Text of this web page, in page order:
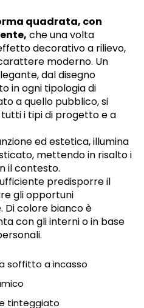
quadrata, con
che una volta
decorativo a rilievo,
moderno. Un
dal disegno
in ogni tipologia di
a quello pubblico, si
i tipi di progetto e a
ed estetica, illumina
mettendo in risalto i
il contesto.
predisporre il
gli opportuni
Di colore bianco è
con gli interni o in base
soffitto a incasso
tinteggiato